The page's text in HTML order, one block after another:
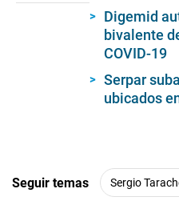
Digemid
bivalente
COVID-19
Serpar
ubicados
Seguir temas Sergio